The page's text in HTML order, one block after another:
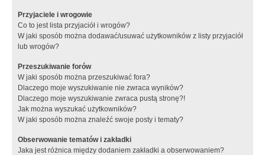
Przyjaciele i wrogowie
Co to jest lista przyjaciół i wrogów?
W jaki sposób można dodawać/usuwać użytkowników z listy przyjaciół
lub wrogów?
Przeszukiwanie forów
W jaki sposób można przeszukiwać fora?
Dlaczego moje wyszukiwanie nie zwraca wyników?
Dlaczego moje wyszukiwanie zwraca pustą stronę?!
Jak można wyszukać użytkowników?
W jaki sposób można znaleźć swoje posty i tematy?
Obserwowanie tematów i zakładki
Jaka jest różnica między dodaniem zakładki a obserwowaniem?